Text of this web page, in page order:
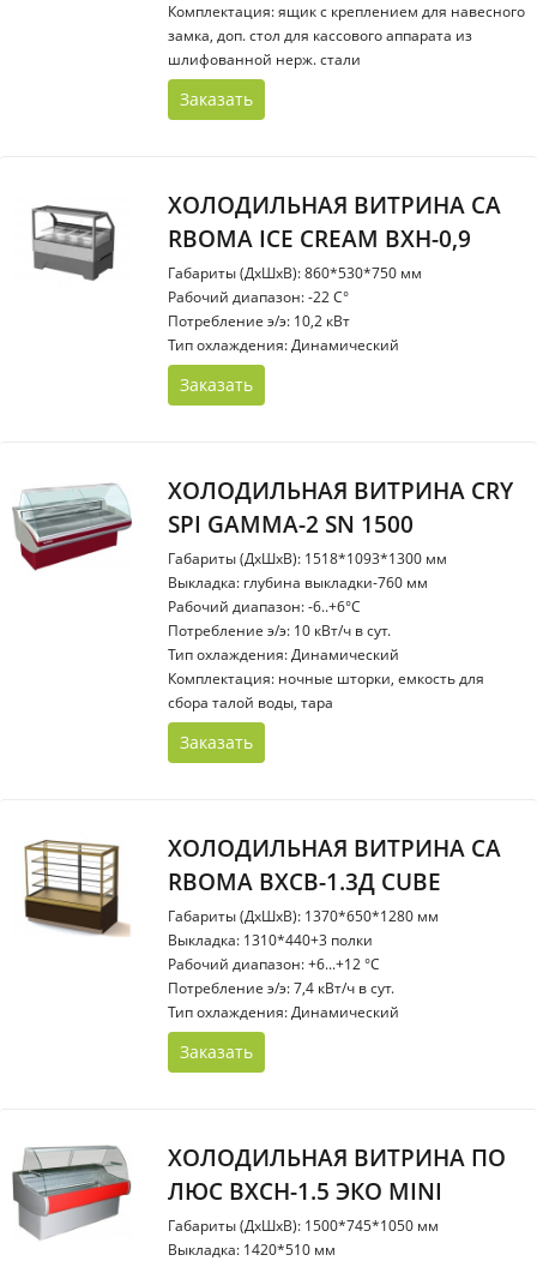
Комплектация: ящик с креплением для навесного
замка, доп. стол для кассового аппарата из
шлифованной нерж. стали
Заказать
ХОЛОДИЛЬНАЯ ВИТРИНА CA
RBOMA ICE CREAM ВХН-0,9
Габариты (ДхШхВ): 860*530*750 мм
Рабочий диапазон: -22 C°
Потребление э/э: 10,2 кВт
Тип охлаждения: Динамический
Заказать
ХОЛОДИЛЬНАЯ ВИТРИНА CRY
SPI GAMMA-2 SN 1500
Габариты (ДхШхВ): 1518*1093*1300 мм
Выкладка: глубина выкладки-760 мм
Рабочий диапазон: -6..+6°С
Потребление э/э: 10 кВт/ч в сут.
Тип охлаждения: Динамический
Комплектация: ночные шторки, емкость для
сбора талой воды, тара
Заказать
ХОЛОДИЛЬНАЯ ВИТРИНА CA
RBOMA ВХСВ-1.3Д CUBE
Габариты (ДхШхВ): 1370*650*1280 мм
Выкладка: 1310*440+3 полки
Рабочий диапазон: +6...+12 °С
Потребление э/э: 7,4 кВт/ч в сут.
Тип охлаждения: Динамический
Заказать
ХОЛОДИЛЬНАЯ ВИТРИНА ПО
ЛЮС ВХСН-1.5 ЭКО MINI
Габариты (ДхШхВ): 1500*745*1050 мм
Выкладка: 1420*510 мм